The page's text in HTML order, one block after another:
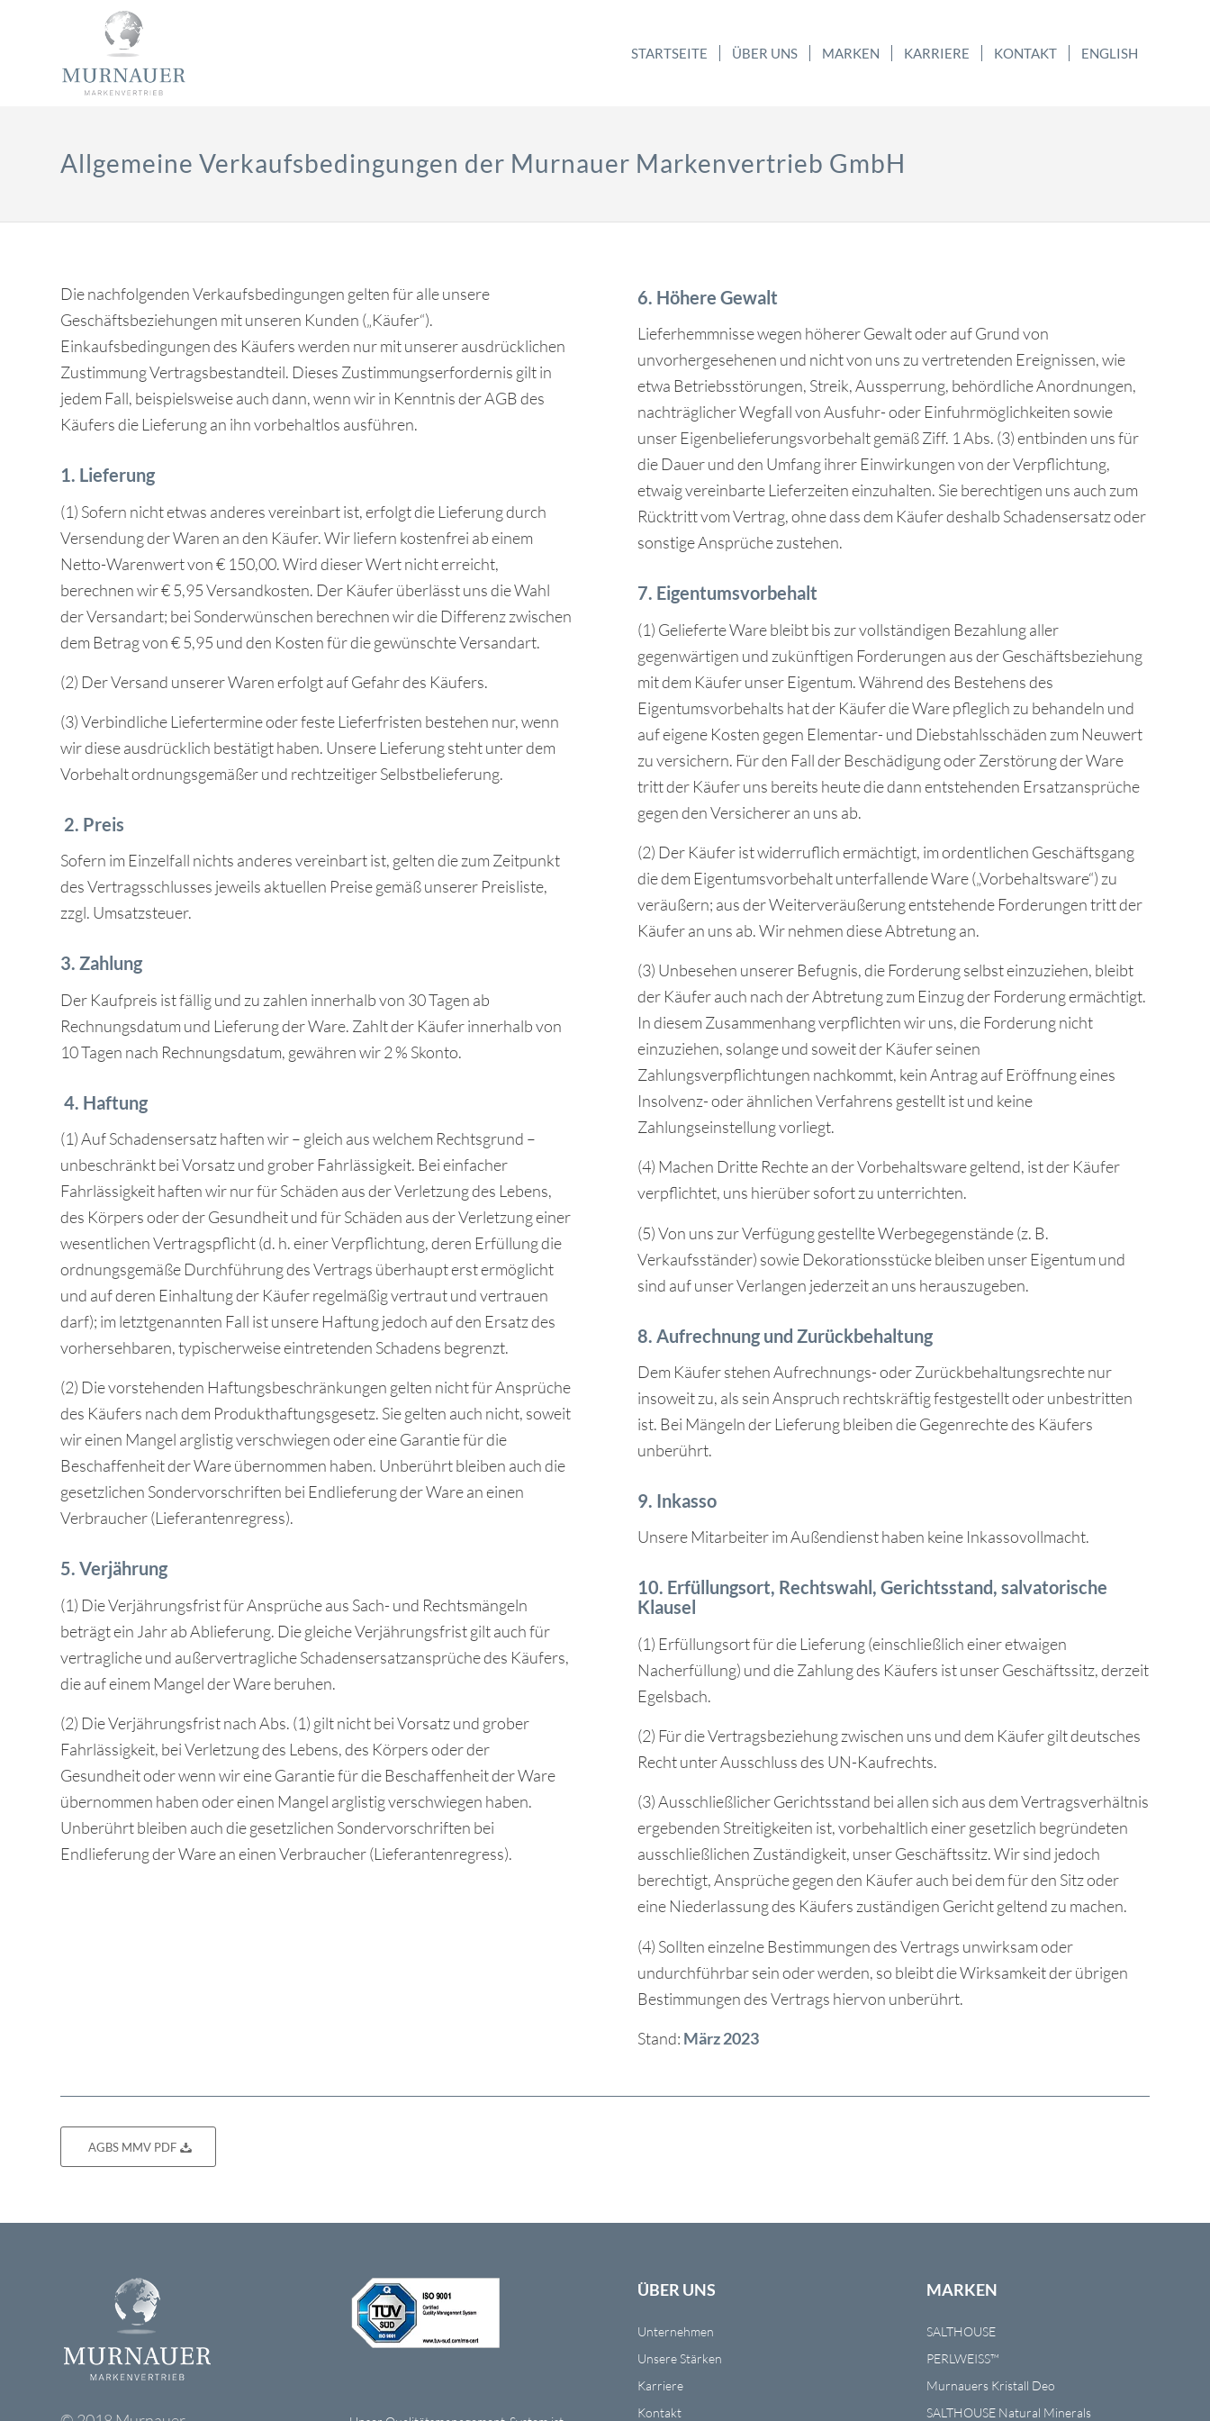
STARTSEITE ÜBER UNS MARKEN KARRIERE KONTAKT ENGLISH
Allgemeine Verkaufsbedingungen der Murnauer Markenvertrieb GmbH
Die nachfolgenden Verkaufsbedingungen gelten für alle unsere
Geschäftsbeziehungen mit unseren Kunden („Käufer“).
Einkaufsbedingungen des Käufers werden nur mit unserer ausdrücklichen
Zustimmung Vertragsbestandteil. Dieses Zustimmungserfordernis gilt in
jedem Fall, beispielsweise auch dann, wenn wir in Kenntnis der AGB des
Käufers die Lieferung an ihn vorbehaltlos ausführen.
1. Lieferung
(1) Sofern nicht etwas anderes vereinbart ist, erfolgt die Lieferung durch
Versendung der Waren an den Käufer. Wir liefern kostenfrei ab einem
Netto-Warenwert von € 150,00. Wird dieser Wert nicht erreicht,
berechnen wir € 5,95 Versandkosten. Der Käufer überlässt uns die Wahl
der Versandart; bei Sonderwünschen berechnen wir die Differenz zwischen
dem Betrag von € 5,95 und den Kosten für die gewünschte Versandart.
(2) Der Versand unserer Waren erfolgt auf Gefahr des Käufers.
(3) Verbindliche Liefertermine oder feste Lieferfristen bestehen nur, wenn
wir diese ausdrücklich bestätigt haben. Unsere Lieferung steht unter dem
Vorbehalt ordnungsgemäßer und rechtzeitiger Selbstbelieferung.
2. Preis
Sofern im Einzelfall nichts anderes vereinbart ist, gelten die zum Zeitpunkt
des Vertragsschlusses jeweils aktuellen Preise gemäß unserer Preisliste,
zzgl. Umsatzsteuer.
3. Zahlung
Der Kaufpreis ist fällig und zu zahlen innerhalb von 30 Tagen ab
Rechnungsdatum und Lieferung der Ware. Zahlt der Käufer innerhalb von
10 Tagen nach Rechnungsdatum, gewähren wir 2 % Skonto.
4. Haftung
(1) Auf Schadensersatz haften wir – gleich aus welchem Rechtsgrund –
unbeschränkt bei Vorsatz und grober Fahrlässigkeit. Bei einfacher
Fahrlässigkeit haften wir nur für Schäden aus der Verletzung des Lebens,
des Körpers oder der Gesundheit und für Schäden aus der Verletzung einer
wesentlichen Vertragspflicht (d. h. einer Verpflichtung, deren Erfüllung die
ordnungsgemäße Durchführung des Vertrags überhaupt erst ermöglicht
und auf deren Einhaltung der Käufer regelmäßig vertraut und vertrauen
darf); im letztgenannten Fall ist unsere Haftung jedoch auf den Ersatz des
vorhersehbaren, typischerweise eintretenden Schadens begrenzt.
(2) Die vorstehenden Haftungsbeschränkungen gelten nicht für Ansprüche
des Käufers nach dem Produkthaftungsgesetz. Sie gelten auch nicht, soweit
wir einen Mangel arglistig verschwiegen oder eine Garantie für die
Beschaffenheit der Ware übernommen haben. Unberührt bleiben auch die
gesetzlichen Sondervorschriften bei Endlieferung der Ware an einen
Verbraucher (Lieferantenregress).
5. Verjährung
(1) Die Verjährungsfrist für Ansprüche aus Sach- und Rechtsmängeln
beträgt ein Jahr ab Ablieferung. Die gleiche Verjährungsfrist gilt auch für
vertragliche und außervertragliche Schadensersatzansprüche des Käufers,
die auf einem Mangel der Ware beruhen.
(2) Die Verjährungsfrist nach Abs. (1) gilt nicht bei Vorsatz und grober
Fahrlässigkeit, bei Verletzung des Lebens, des Körpers oder der
Gesundheit oder wenn wir eine Garantie für die Beschaffenheit der Ware
übernommen haben oder einen Mangel arglistig verschwiegen haben.
Unberührt bleiben auch die gesetzlichen Sondervorschriften bei
Endlieferung der Ware an einen Verbraucher (Lieferantenregress).
6. Höhere Gewalt
Lieferhemmnisse wegen höherer Gewalt oder auf Grund von
unvorhergesehenen und nicht von uns zu vertretenden Ereignissen, wie
etwa Betriebsstörungen, Streik, Aussperrung, behördliche Anordnungen,
nachträglicher Wegfall von Ausfuhr- oder Einfuhrmöglichkeiten sowie
unser Eigenbelieferungsvorbehalt gemäß Ziff. 1 Abs. (3) entbinden uns für
die Dauer und den Umfang ihrer Einwirkungen von der Verpflichtung,
etwaig vereinbarte Lieferzeiten einzuhalten. Sie berechtigen uns auch zum
Rücktritt vom Vertrag, ohne dass dem Käufer deshalb Schadensersatz oder
sonstige Ansprüche zustehen.
7. Eigentumsvorbehalt
(1) Gelieferte Ware bleibt bis zur vollständigen Bezahlung aller
gegenwärtigen und zukünftigen Forderungen aus der Geschäftsbeziehung
mit dem Käufer unser Eigentum. Während des Bestehens des
Eigentumsvorbehalts hat der Käufer die Ware pfleglich zu behandeln und
auf eigene Kosten gegen Elementar- und Diebstahlsschäden zum Neuwert
zu versichern. Für den Fall der Beschädigung oder Zerstörung der Ware
tritt der Käufer uns bereits heute die dann entstehenden Ersatzansprüche
gegen den Versicherer an uns ab.
(2) Der Käufer ist widerruflich ermächtigt, im ordentlichen Geschäftsgang
die dem Eigentumsvorbehalt unterfallende Ware („Vorbehaltsware“) zu
veräußern; aus der Weiterveräußerung entstehende Forderungen tritt der
Käufer an uns ab. Wir nehmen diese Abtretung an.
(3) Unbesehen unserer Befugnis, die Forderung selbst einzuziehen, bleibt
der Käufer auch nach der Abtretung zum Einzug der Forderung ermächtigt.
In diesem Zusammenhang verpflichten wir uns, die Forderung nicht
einzuziehen, solange und soweit der Käufer seinen
Zahlungsverpflichtungen nachkommt, kein Antrag auf Eröffnung eines
Insolvenz- oder ähnlichen Verfahrens gestellt ist und keine
Zahlungseinstellung vorliegt.
(4) Machen Dritte Rechte an der Vorbehaltsware geltend, ist der Käufer
verpflichtet, uns hierüber sofort zu unterrichten.
(5) Von uns zur Verfügung gestellte Werbegegenstände (z. B.
Verkaufsständer) sowie Dekorationsstücke bleiben unser Eigentum und
sind auf unser Verlangen jederzeit an uns herauszugeben.
8. Aufrechnung und Zurückbehaltung
Dem Käufer stehen Aufrechnungs- oder Zurückbehaltungsrechte nur
insoweit zu, als sein Anspruch rechtskräftig festgestellt oder unbestritten
ist. Bei Mängeln der Lieferung bleiben die Gegenrechte des Käufers
unberührt.
9. Inkasso
Unsere Mitarbeiter im Außendienst haben keine Inkassovollmacht.
10. Erfüllungsort, Rechtswahl, Gerichtsstand, salvatorische
Klausel
(1) Erfüllungsort für die Lieferung (einschließlich einer etwaigen
Nacherfüllung) und die Zahlung des Käufers ist unser Geschäftssitz, derzeit
Egelsbach.
(2) Für die Vertragsbeziehung zwischen uns und dem Käufer gilt deutsches
Recht unter Ausschluss des UN-Kaufrechts.
(3) Ausschließlicher Gerichtsstand bei allen sich aus dem Vertragsverhältnis
ergebenden Streitigkeiten ist, vorbehaltlich einer gesetzlich begründeten
ausschließlichen Zuständigkeit, unser Geschäftssitz. Wir sind jedoch
berechtigt, Ansprüche gegen den Käufer auch bei dem für den Sitz oder
eine Niederlassung des Käufers zuständigen Gericht geltend zu machen.
(4) Sollten einzelne Bestimmungen des Vertrags unwirksam oder
undurchführbar sein oder werden, so bleibt die Wirksamkeit der übrigen
Bestimmungen des Vertrags hiervon unberührt.
Stand: März 2023
AGBS MMV PDF
ÜBER UNS
Unternehmen
Unsere Stärken
Karriere
Kontakt
MARKEN
SALTHOUSE
PERLWEISS™
Murnauers Kristall Deo
SALTHOUSE Natural Minerals